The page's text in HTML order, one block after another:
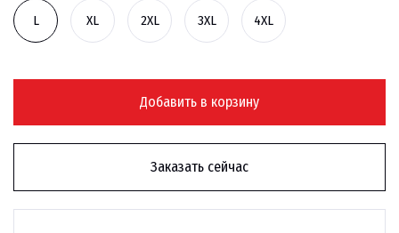
L XL 2XL 3XL 4XL
Добавить в корзину
Заказать сейчас